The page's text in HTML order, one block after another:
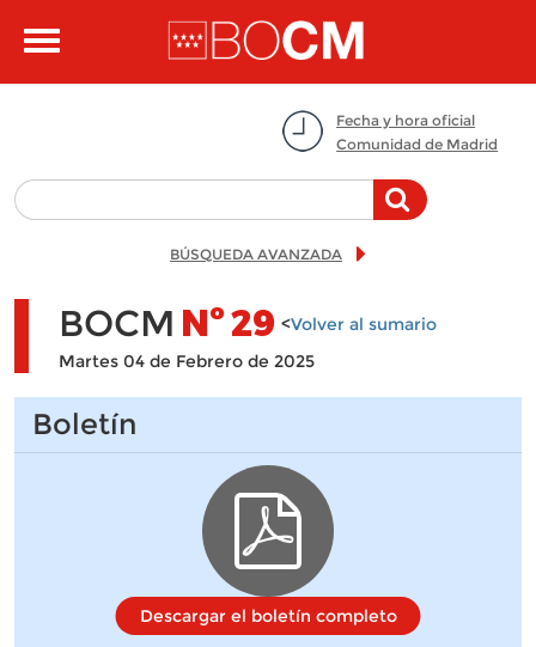
Toggle
Fecha y hora oficial
Comunidad de Madrid
BÚSQUEDA AVANZADA
BOCM Nº29 <Volver al sumario
Martes 04 de Febrero de 2025
Boletín
Descargar el boletín completo